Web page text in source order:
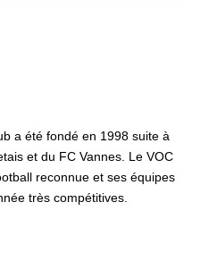
a été fondé en 1998 suite à
et du FC Vannes. Le VOC
reconnue et ses équipes
très compétitives.